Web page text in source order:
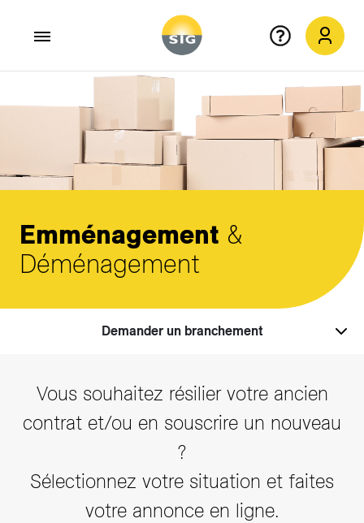
Aller au contenu principal
Emménagement &
Déménagement
Demander un branchement
Vous souhaitez résilier votre ancien
contrat et/ou en souscrire un nouveau
?
Sélectionnez votre situation et faites
votre annonce en ligne.